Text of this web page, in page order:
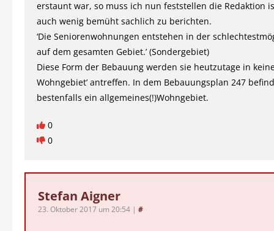
erstaunt war, so muss ich nun feststellen die Redaktion
auch wenig bemüht sachlich zu berichten.
‘Die Seniorenwohnungen entstehen in der
auf dem gesamten Gebiet.’ (Sondergebiet)
Diese Form der Bebauung werden sie heutzutage in
Wohngebiet’ antreffen. In dem Bebauungsplan 247
bestenfalls ein allgemeines(!)Wohngebiet.
0
0
Stefan Aigner
23. Oktober 2017 um 20:54 | #